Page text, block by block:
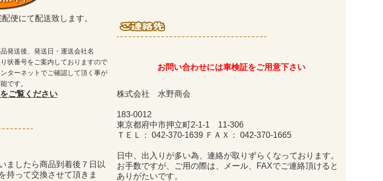
配便にて配送致します。
発送後、発送日・運送会社名
状番号をご案内しておりますので
ターネットでご確認して頂く事が
です。
お問い合わせには車検証をご用意下さい
ご覧ください 株式会社 水野商会
183-0012
東京都府中市押立町2-1-1 11-306
ＴＥＬ： 042-370-1639 ＦＡＸ： 042-370-1665
日中、出入りが多い為、連絡が取りずらくなっております。
お手数ですが、ご用の際は、メール、FAXでご連絡頂けると
ありがたいです。
ましたら商品到着後７日以
持って交換させて頂きま